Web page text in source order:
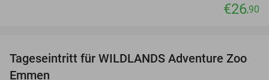
€26,90
24%
Tageseintritt für WILDLANDS Adventure Zoo
Emmen